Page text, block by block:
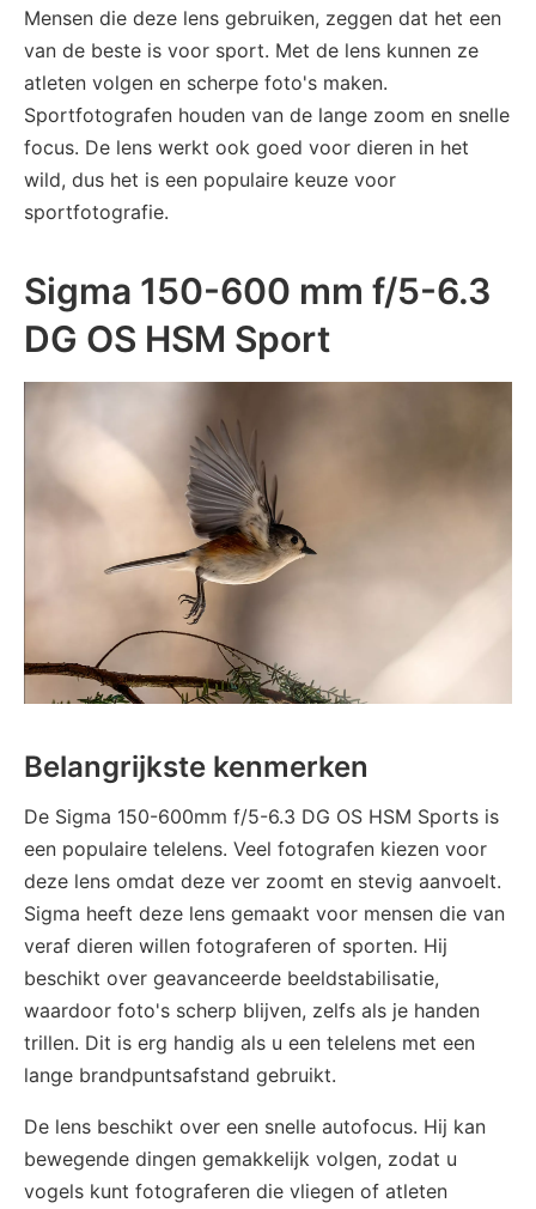
Mensen die deze lens gebruiken, zeggen dat het een
van de beste is voor sport. Met de lens kunnen ze
atleten volgen en scherpe foto's maken.
Sportfotografen houden van de lange zoom en snelle
focus. De lens werkt ook goed voor dieren in het
wild, dus het is een populaire keuze voor
sportfotografie.
Sigma 150-600 mm f/5-6.3
DG OS HSM Sport
Belangrijkste kenmerken
De Sigma 150-600mm f/5-6.3 DG OS HSM Sports is
een populaire telelens. Veel fotografen kiezen voor
deze lens omdat deze ver zoomt en stevig aanvoelt.
Sigma heeft deze lens gemaakt voor mensen die van
veraf dieren willen fotograferen of sporten. Hij
beschikt over geavanceerde beeldstabilisatie,
waardoor foto's scherp blijven, zelfs als je handen
trillen. Dit is erg handig als u een telelens met een
lange brandpuntsafstand gebruikt.
De lens beschikt over een snelle autofocus. Hij kan
bewegende dingen gemakkelijk volgen, zodat u
vogels kunt fotograferen die vliegen of atleten